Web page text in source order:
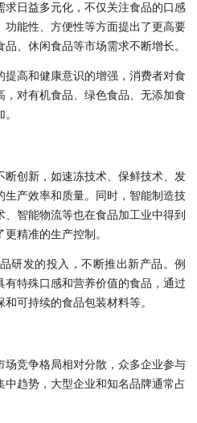
求日益多元化，不仅关注食品的口感
能性、方便性等方面提出了更高要
、休闲食品等市场需求不断增长。
高和健康意识的增强，消费者对食
对有机食品、绿色食品、无添加食
创新，如速冻技术、保鲜技术、发
产效率和质量。同时，智能制造技
智能物流等也在食品加工业中得到
精准的生产控制。
研发的投入，不断推出新产品。例
特殊口感和营养价值的食品，通过
可持续的食品包装材料等。
竞争格局相对分散，众多企业参与
趋势，大型企业和知名品牌通常占